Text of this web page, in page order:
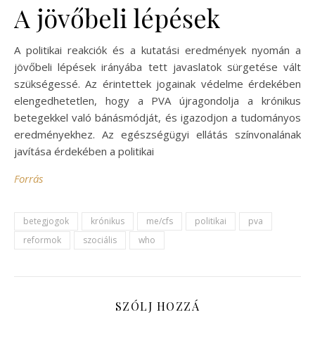
A jövőbeli lépések
A politikai reakciók és a kutatási eredmények nyomán a
jövőbeli lépések irányába tett javaslatok sürgetése vált
szükségessé. Az érintettek jogainak védelme érdekében
elengedhetetlen, hogy a PVA újragondolja a krónikus
betegekkel való bánásmódját, és igazodjon a tudományos
eredményekhez. Az egészségügyi ellátás színvonalának
javítása érdekében a politikai
Forrás
betegjogok krónikus me/cfs politikai
pva
reformok
szociális who
SZÓLJ HOZZÁ